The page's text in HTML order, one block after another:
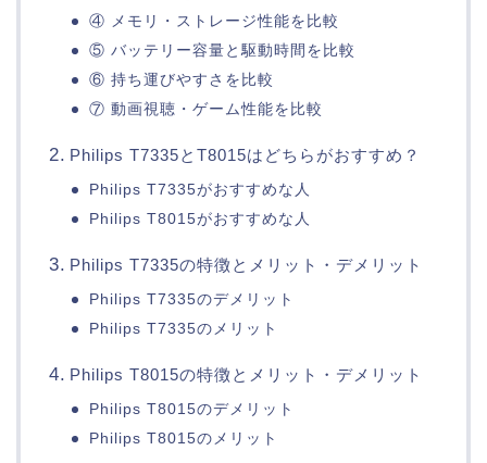
④ メモリ・ストレージ性能を比較
⑤ バッテリー容量と駆動時間を比較
⑥ 持ち運びやすさを比較
⑦ 動画視聴・ゲーム性能を比較
Philips T7335とT8015はどちらがおすすめ？
Philips T7335がおすすめな人
Philips T8015がおすすめな人
Philips T7335の特徴とメリット・デメリット
Philips T7335のデメリット
Philips T7335のメリット
Philips T8015の特徴とメリット・デメリット
Philips T8015のデメリット
Philips T8015のメリット